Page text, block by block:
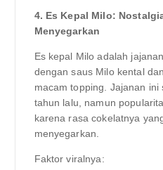
4. Es Kepal Milo:
Menyegarkan
Es kepal Milo adalah
dengan saus Milo kental
macam topping. Jajanan
tahun lalu, namun
karena rasa cokelatnya
menyegarkan.
Faktor viralnya: